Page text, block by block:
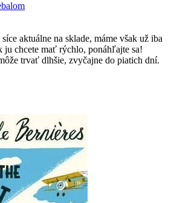
aktuálne na sklade, máme však už iba
ju chcete mať rýchlo, ponáhľajte sa!
trvať dlhšie, zvyčajne do piatich dní.